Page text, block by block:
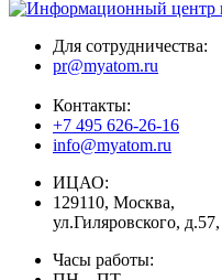
Для сотрудничества:
pr@myatom.ru
Контакты:
+7 495 626-26-16
info@myatom.ru
ИЦАО:
129110, Москва,
ул.Гиляровского,
Часы работы: